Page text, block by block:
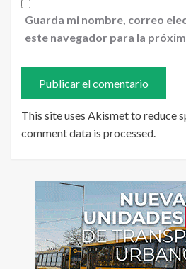
Guarda mi nombre, correo
este navegador para la
This site uses Akismet to reduce
comment data is processed.